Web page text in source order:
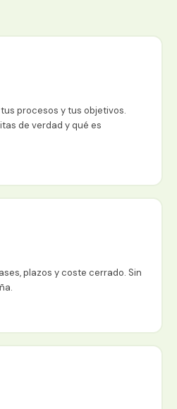
procesos y tus objetivos.
de verdad y qué es
plazos y coste cerrado. Sin